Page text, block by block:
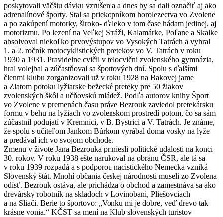
poskytovali väčšiu dávku vzrušenia a dnes by sa dali označiť aj ako
adrenalínové športy. Stal sa priekopníkom horolezectva vo Zvolene
a po zakúpení motorky, široko- ďaleko v tom čase hádam jedinej, aj
motorizmu. Po lezení na Veľkej Stráži, Kalamárke, Poľane a Skalke
absolvoval niekoľko prvovýstupov vo Vysokých Tatrách a vyhral
1. a 2. ročník motocyklistických pretekov vo V. Tatrách v roku
1930 a 1931. Pravidelne cvičil v telocvični zvolenského gymnázia,
hral volejbal a zúčastňoval sa športových dní. Spolu s ďalšími
členmi klubu zorganizovali už v roku 1928 na Bakovej jame
a Zlatom potoku lyžiarske bežecké preteky pre 50 žiakov
zvolenských škôl a učňovskú mládež. Podľa autorov knihy Šport
vo Zvolene v premenách času práve Bezrouk zaviedol pretekársku
formu v behu na lyžiach vo zvolenskom prostredí potom, čo sa sám
zúčastnil podujatí v Kremnici, v B. Bystrici a V. Tatrách. Je známe,
že spolu s učiteľom Jankom Búrkom vyrábal doma vosky na lyže
a predával ich vo svojom obchode.
Zmenu v živote Jana Bezrouka priniesli politické udalosti na konci
30. rokov. V roku 1938 ešte narukoval na obranu ČSR, ale tá sa
v roku 1939 rozpadá a s podporou nacistického Nemecka vzniká
Slovenský štát. Mnohí občania českej národnosti museli zo Zvolena
odísť. Bezrouk ostáva, ale prichádza o obchod a zamestnáva sa ako
drevársky robotník na skladoch v Lovinobani, Pliešovciach
a na Sliači. Berie to športovo: „Vonku mi je dobre, veď drevo tak
krásne vonia.“ KČST sa mení na Klub slovenských turistov